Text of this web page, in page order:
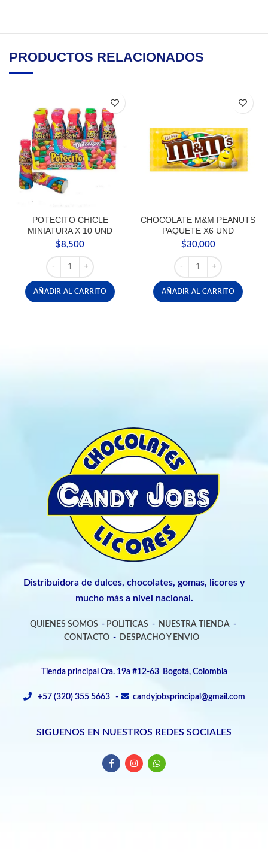
PRODUCTOS RELACIONADOS
POTECITO CHICLE
MINIATURA X 10 UND
$8,500
POTECITO CHICLE MINIATURA X 10 UND cantidad
AÑADIR AL CARRITO
CHOCOLATE M&M PEANUTS
PAQUETE X6 UND
$30,000
CHOCOLATE M&M
AÑADIR AL CARRITO
Distribuidora de dulces, chocolates, gomas, licores y
mucho más a nivel nacional.
QUIENES SOMOS - POLITICAS - NUESTRA TIENDA -
CONTACTO- DESPACHO Y ENVIO
Tienda principal Cra. 19a #12-63 Bogotá, Colombia
+57 (320) 355 5663 - candyjobsprincipal@gmail.com
SIGUENOS EN NUESTROS REDES SOCIALES